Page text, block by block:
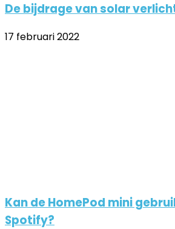
De bijdrage van solar
17 februari 2022
Kan de HomePod mini
Spotify?